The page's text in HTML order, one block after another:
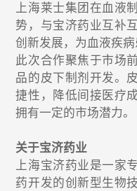
上海莱士集团在血液
势，与宝济药业互补
创新发展，为血液疾
此次合作聚焦于市场
品的皮下制剂开发。
捷性，降低间接医疗
拥有一定的市场潜力。
关于宝济药业
上海宝济药业是一家
药开发的创新型生物